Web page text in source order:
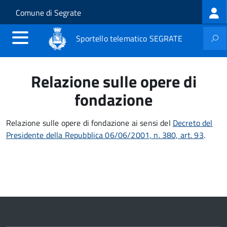
Salta al contenuto principale
Skip to site navigation
Comune di Segrate
Sportello telematico SEGRATE
Relazione sulle opere di
fondazione
Relazione sulle opere di fondazione ai sensi del Decreto del
Presidente della Repubblica 06/06/2001, n. 380, art. 93.